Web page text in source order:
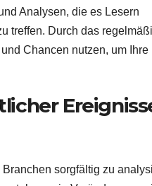
Analysen, die es Lesern
treffen. Durch das
Chancen nutzen, um Ihre
sorgfältig zu